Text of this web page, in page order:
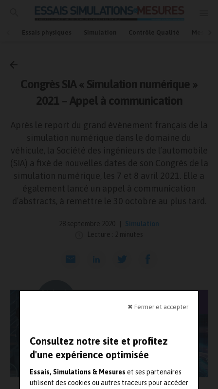
✖ Fermer et accepter
Consultez notre site et profitez
d'une expérience optimisée
Essais, Simulations & Mesures et ses partenaires
utilisent des cookies ou autres traceurs pour accéder
Essais physiques Simulation Contrôle Qualité Mesures
Accueil
Simulation
Congrès SIA « Simulation numérique »
2021 – Appel à communication
Après le report du grand événement français de la
simulation numérique dans le domaine du
véhicule, la Société des ingénieurs de l’automobile
(SIA) a fixé de nouvelles dates de son Congrès de la
simulation numérique, les 7 et 8 avril 2021. Elle a
également lancé un appel à communication
d’abstracts, à remettre le 30 octobre au plus tard.
28 septembre 2020
Simulation
Lecture : 2 minutes